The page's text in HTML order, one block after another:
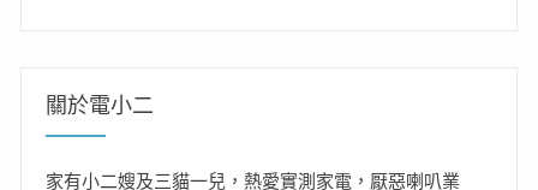
關於電小二
家有小二嫂及三貓一兒，熱愛實測家電，厭惡喇叭業